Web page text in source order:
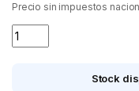
Precio sin impuestos
Baihut DELOS DST10
Stock